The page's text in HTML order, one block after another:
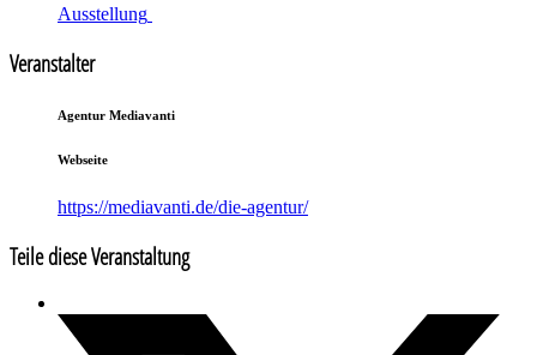
Ausstellung
Veranstalter
Agentur Mediavanti
Webseite
https://mediavanti.de/die-agentur/
Teile diese Veranstaltung